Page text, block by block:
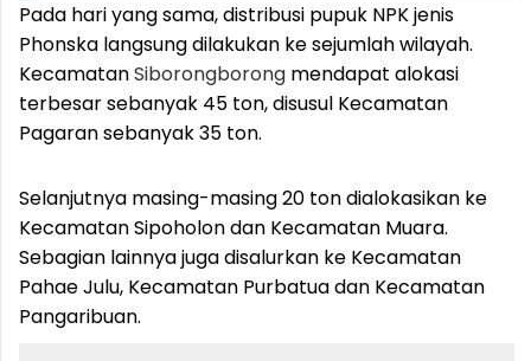
Pada hari yang sama, distribusi pupuk NPK jenis
Phonska langsung dilakukan ke sejumlah wilayah.
KecamatanSiborongborong mendapat alokasi
terbesar sebanyak 45 ton, disusul Kecamatan
Pagaran sebanyak 35 ton.
Selanjutnya masing-masing 20 ton dialokasikan ke
Kecamatan Sipoholon dan Kecamatan Muara.
Sebagian lainnya juga disalurkan ke Kecamatan
Pahae Julu, Kecamatan Purbatua dan Kecamatan
Pangaribuan.